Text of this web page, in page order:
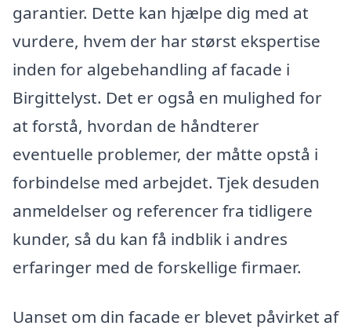
garantier. Dette kan hjælpe dig med at
vurdere, hvem der har størst ekspertise
inden for algebehandling af facade i
Birgittelyst. Det er også en mulighed for
at forstå, hvordan de håndterer
eventuelle problemer, der måtte opstå i
forbindelse med arbejdet. Tjek desuden
anmeldelser og referencer fra tidligere
kunder, så du kan få indblik i andres
erfaringer med de forskellige firmaer.
Uanset om din facade er blevet påvirket af